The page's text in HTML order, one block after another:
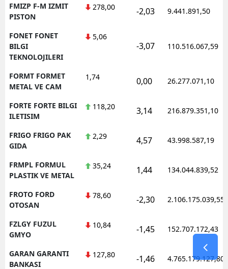
FMIZP F-M IZMIT
PISTON
278,00 -2,03 9.441.891,50
FONET FONET
BILGI
TEKNOLOJILERI
5,06
-3,07 110.516.067,59
FORMT FORMET
METAL VE CAM
1,74 0,00 26.277.071,10
FORTE FORTE BILGI
ILETISIM
118,20 3,14 216.879.351,10
FRIGO FRIGO PAK
GIDA
2,29 4,57 43.998.587,19
FRMPL FORMUL
PLASTIK VE METAL
35,24 1,44 134.044.839,52
FROTO FORD
OTOSAN
78,60 -2,30 2.106.175.039,55
FZLGY FUZUL
GMYO
10,84 -1,45 152.707.172,43
GARAN GARANTI
BANKASI
127,80 -1,46 4.765.179.127,80